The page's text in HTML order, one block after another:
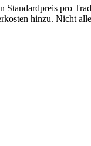
pro
hinzu. Nicht